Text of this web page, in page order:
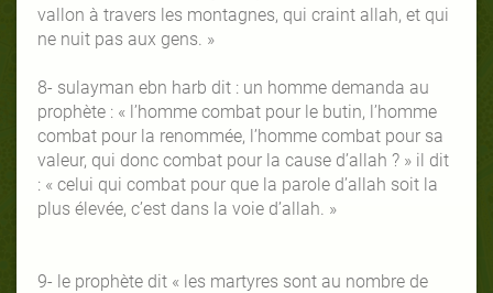
vallon à travers les montagnes, qui craint allah, et qui
ne nuit pas aux gens. »
8- sulayman ebn harb dit : un homme demanda au
prophète : « l’homme combat pour le butin, l’homme
combat pour la renommée, l’homme combat pour sa
valeur, qui donc combat pour la cause d’allah ? » il dit
: « celui qui combat pour que la parole d’allah soit la
plus élevée, c’est dans la voie d’allah. »
9- le prophète dit « les martyres sont au nombre de